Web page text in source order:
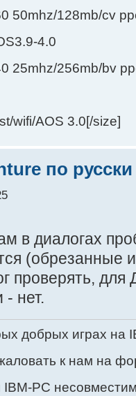
50mhz/128mb/cv
4.0
25mhz/256mb/bv
wifi/AOS 3.0[/size]
по русски
в диалогах
(обрезанные
проверять, для
- нет.
добрых играх на
к нам на
PC